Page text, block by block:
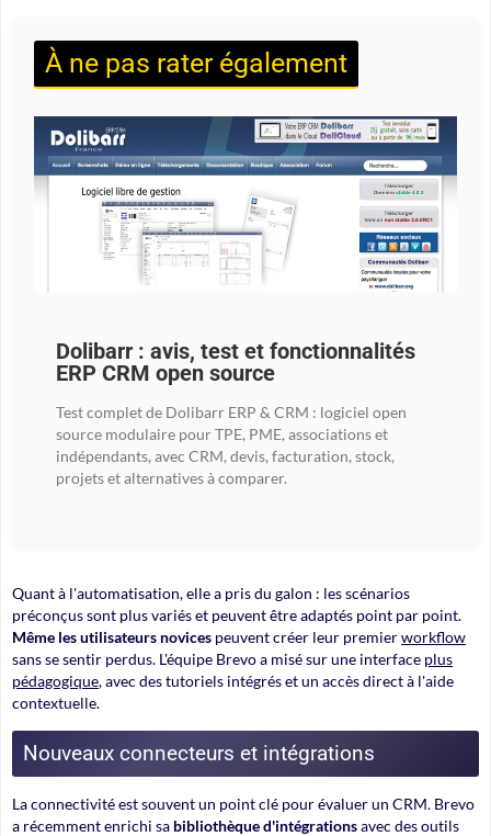
À ne pas rater également
Dolibarr : avis, test et fonctionnalités
ERP CRM open source
Test complet de Dolibarr ERP & CRM : logiciel open
source modulaire pour TPE, PME, associations et
indépendants, avec CRM, devis, facturation, stock,
projets et alternatives à comparer.
Quant à l'automatisation, elle a pris du galon : les scénarios
préconçus sont plus variés et peuvent être adaptés point par point.
Même les utilisateurs novices peuvent créer leur premierworkflow
sans se sentir perdus. L'équipe Brevo a misé sur une interface plus
pédagogique, avec des tutoriels intégrés et un accès direct à l'aide
contextuelle.
Nouveaux connecteurs et intégrations
La connectivité est souvent un point clé pour évaluer un CRM. Brevo
a récemment enrichi sa bibliothèque d'intégrationsavec des outils